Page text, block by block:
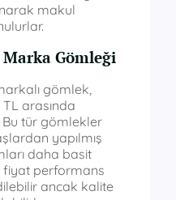
makul
Gömleği
gömlek,
arasında
Bu tür gömlekler
yapılmış
daha basit
fiyat performans
ancak kalite